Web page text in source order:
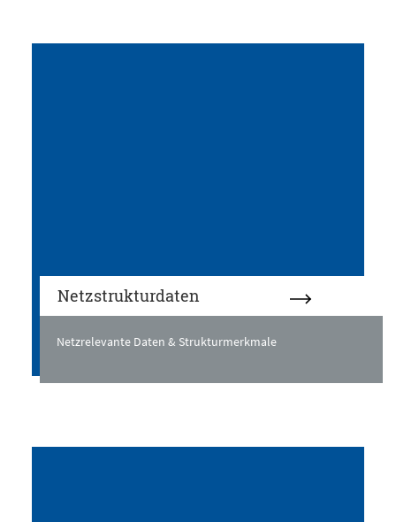
Netzstrukturdaten
Netzrelevante Daten & Strukturmerkmale